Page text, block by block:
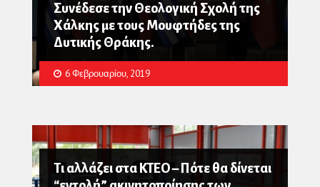
Συνέδεσε την Θεολογική Σχολή της
Χάλκης με τους Μουφτήδες της
Δυτικής Θράκης.
6 Φεβρουαρίου, 2019
Τι αλλάζει στα ΚΤΕΟ – Πότε θα δίνεται